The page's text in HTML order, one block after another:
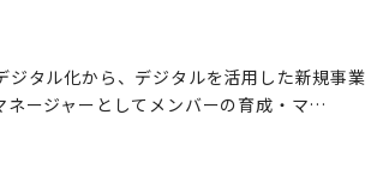
タル化から、デジタルを活用した新規事業
ネージャーとしてメンバーの育成・マ…